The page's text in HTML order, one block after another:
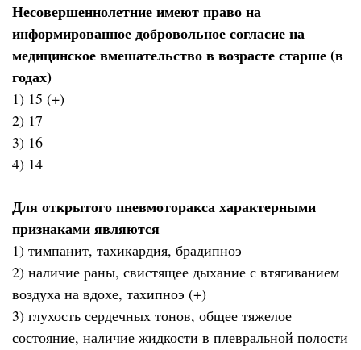
Несовершеннолетние имеют право на
информированное добровольное согласие на
медицинское вмешательство в возрасте старше (в
годах)
1) 15 (+)
2) 17
3) 16
4) 14
Для открытого пневмоторакса характерными
признаками являются
1) тимпанит, тахикардия, брадипноэ
2) наличие раны, свистящее дыхание с втягиванием
воздуха на вдохе, тахипноэ (+)
3) глухость сердечных тонов, общее тяжелое
состояние, наличие жидкости в плевральной полости